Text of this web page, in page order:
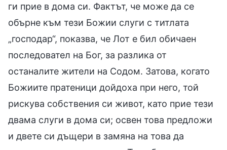
ги прие в дома си. Фактът, че може да се
обърне към тези Божии слуги с титлата
„господар“, показва, че Лот е бил обичаен
последовател на Бог, за разлика от
останалите жители на Содом. Затова, когато
Божиите пратеници дойдоха при него, той
рискува собствения си живот, като прие тези
двама слуги в дома си; освен това предложи
и двете си дъщери в замяна на това да